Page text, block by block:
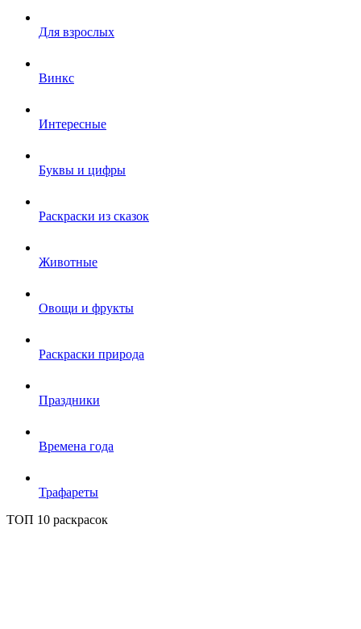
Для взрослых
Винкс
Интересные
Буквы и цифры
Раскраски из сказок
Животные
Овощи и фрукты
Раскраски природа
Праздники
Времена года
Трафареты
ТОП 10 раскрасок